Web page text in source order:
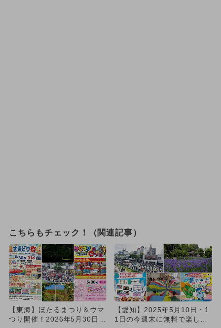
こちらもチェック！（関連記事）
【東海】ほたるまつり＆ウマ
つり開催！2026年5月30日・
【愛知】2025年5月10日・1
1日の今週末に無料で楽しめ